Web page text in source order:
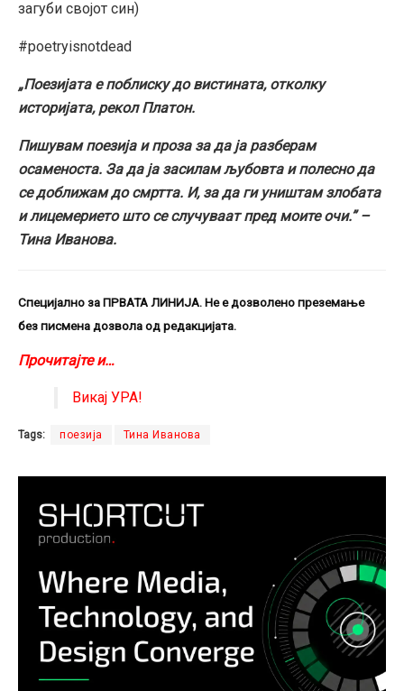
загуби својот син)
#poetryisnotdead
„Поезијата е поблиску до вистината, отколку
историјата, рекол Платон.
Пишувам поезија и проза за да ја разберам
осаменоста. За да ја засилам љубовта и полесно да
се доближам до смртта. И, за да ги уништам злобата
и лицемерието што се случуваат пред моите очи.” –
Тина Иванова.
Специјално за ПРВАТА ЛИНИЈА. Не е дозволено преземање
без писмена дозвола од редакцијата.
Прочитајте и…
Викај УРА!
Tags: поезија Тина Иванова